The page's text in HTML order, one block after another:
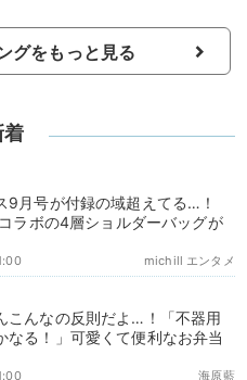
グをもっと見る
着
9月号が付録の域超えてる…！
コラボの4層ショルダーバッグが
michill エンタメ
こんなの反則だよ…！「不器用
なる！」可愛くて便利なお弁当
海原藍